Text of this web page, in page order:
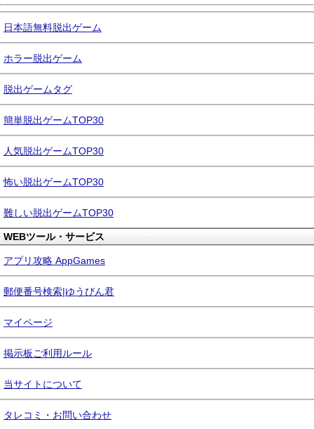
日本語無料脱出ゲーム
ホラー脱出ゲーム
脱出ゲームタグ
簡単脱出ゲームTOP30
人気脱出ゲームTOP30
怖い脱出ゲームTOP30
難しい脱出ゲームTOP30
WEBツール・サービス
アプリ攻略 AppGames
郵便番号検索|ゆうびん君
マイページ
掲示板ご利用ルール
当サイトについて
タレコミ・お問い合わせ